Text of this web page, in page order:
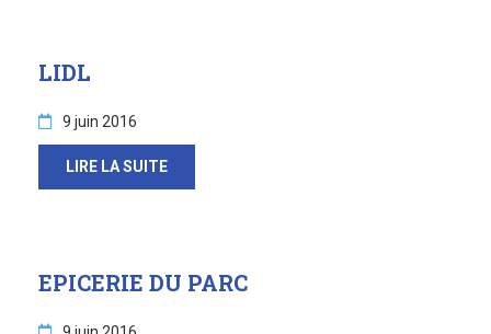
LIDL
9 juin 2016
LIRE LA SUITE
EPICERIE DU PARC